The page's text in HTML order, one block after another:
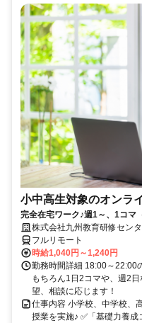
小中高生対象のオンラ
完全在宅ワーク♪週1～、1コマ
株式会社九州教育研修セン
フルリモート
時給1,040円～1,240円
勤務時間詳細 18:00～22:00
もちろん1日2コマや、週2
望、相談に応じます！
仕事内容 小学校、中学校、
授業を実施♪ ✅「基礎力養